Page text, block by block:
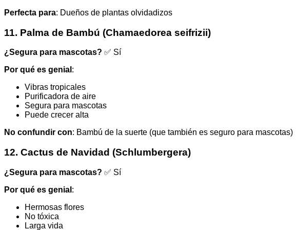
Perfecta para: Dueños de plantas olvidadizos
11. Palma de Bambú (Chamaedorea seifrizii)
¿Segura para mascotas? ✅ Sí
Por qué es genial :
Vibras tropicales
Purificadora de aire
Segura para mascotas
Puede crecer alta
No confundir con: Bambú de la suerte (que también es seguro para mascotas)
12. Cactus de Navidad (Schlumbergera)
¿Segura para mascotas? ✅ Sí
Por qué es genial :
Hermosas flores
No tóxica
Larga vida